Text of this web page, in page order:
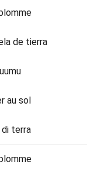
de tierra
au sol
terra